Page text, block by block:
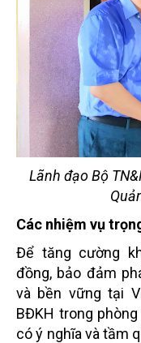
Lãnh đạo Bộ
Các nhiệm vụ
Để tăng cường
đồng, bảo đảm
và bền vững tại
BĐKH trong
có ý nghĩa và tầm